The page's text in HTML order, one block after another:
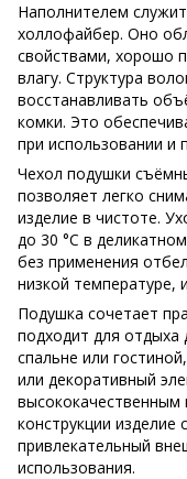
Наполнителем
холлофайбер. Оно
свойствами, хорошо
влагу. Структура
восстанавливать
комки. Это
при использовании и
Чехол подушки
позволяет легко
изделие в чистоте.
до 30 °C в
без применения
низкой температуре,
Подушка сочетает
подходит для
спальне или
или декоративный
конструкции
привлекательный
использования.